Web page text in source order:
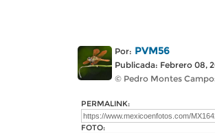
Por: PVM56
Publicada: Febrero 08,
© Pedro Montes
PERMALINK:
FOTO: